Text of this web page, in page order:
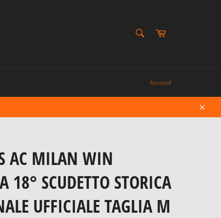
Carrello
Account
AC MILAN WIN
18° SCUDETTO STORICA
UFFICIALE TAGLIA M